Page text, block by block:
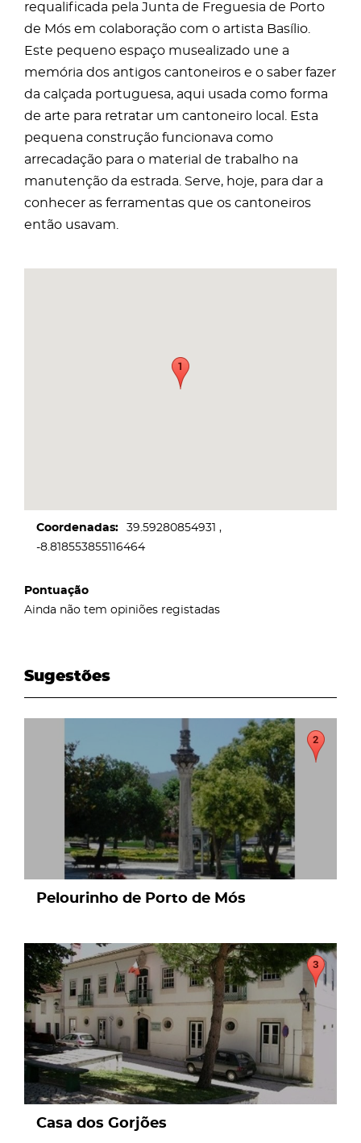
requalificada pela Junta de Freguesia de Porto
de Mós em colaboração com o artista Basílio.
Este pequeno espaço musealizado une a
memória dos antigos cantoneiros e o saber fazer
da calçada portuguesa, aqui usada como forma
de arte para retratar um cantoneiro local. Esta
pequena construção funcionava como
arrecadação para o material de trabalho na
manutenção da estrada. Serve, hoje, para dar a
conhecer as ferramentas que os cantoneiros
então usavam.
Coordenadas
39.59280854931
-8.818553855116464
Pontuação
Ainda não tem opiniões registadas
Sugestões
Pelourinho de Porto de Mós
page
Casa dos Gorjões